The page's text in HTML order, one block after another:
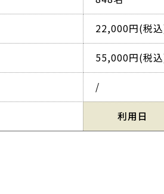
22,000円(税
55,000円(税
/
利用日